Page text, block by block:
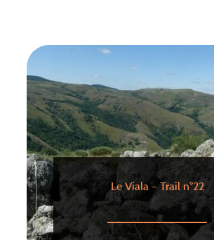
Le Viala – Trail n°22